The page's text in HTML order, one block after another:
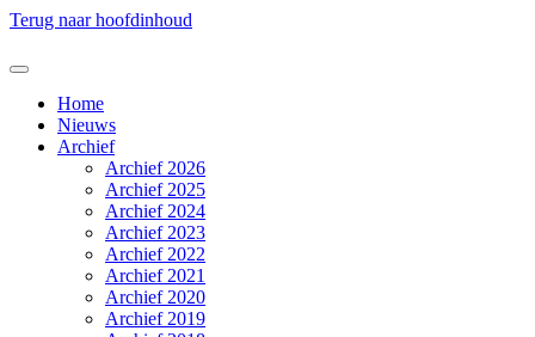
Terug naar hoofdinhoud
Home
Nieuws
Archief
Archief 2026
Archief 2025
Archief 2024
Archief 2023
Archief 2022
Archief 2021
Archief 2020
Archief 2019